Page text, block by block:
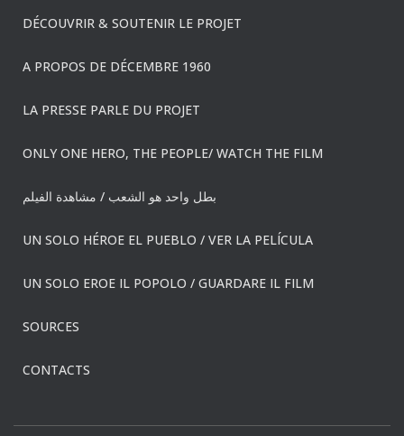
DÉCOUVRIR & SOUTENIR LE PROJET
A PROPOS DE DÉCEMBRE 1960
LA PRESSE PARLE DU PROJET
ONLY ONE HERO, THE PEOPLE/ WATCH THE FILM
بطل واحد هو الشعب / مشاهدة الفيلم
UN SOLO HÉROE EL PUEBLO / VER LA PELÍCULA
UN SOLO EROE IL POPOLO / GUARDARE IL FILM
SOURCES
CONTACTS